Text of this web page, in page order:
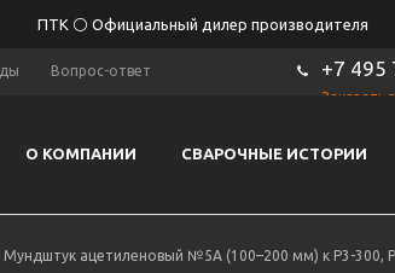
ПТК ⚪ Официальный дилер производителя
Вопрос-ответ +7 495
Заказать
О КОМПАНИИ СВАРОЧНЫЕ ИСТОРИИ
Мундштук ацетиленовый №5А (100–200 мм) к Р3-300,